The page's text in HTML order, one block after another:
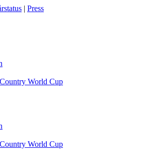
| Press
World Cup
World Cup